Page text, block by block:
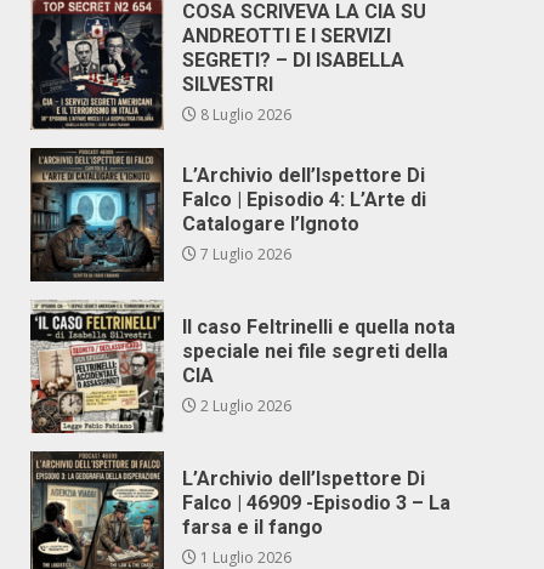
COSA SCRIVEVA LA CIA SU
ANDREOTTI E I SERVIZI
SEGRETI? – DI ISABELLA
SILVESTRI
8 Luglio 2026
L’Archivio dell’Ispettore Di
Falco | Episodio 4: L’Arte di
Catalogare l’Ignoto
7 Luglio 2026
Il caso Feltrinelli e quella nota
speciale nei file segreti della
CIA
2 Luglio 2026
L’Archivio dell’Ispettore Di
Falco | 46909 -Episodio 3 – La
farsa e il fango
1 Luglio 2026